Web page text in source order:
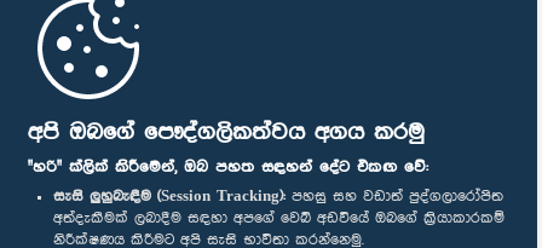
අපි ඔබගේ පෞද්ගලිකත්වය අගය කරමු
"හරි" ක්ලික් කිරීමෙන්, ඔබ පහත සඳහන් දේට එකඟ වේ:
සැසි ලුහුබැඳීම (Session Tracking): පහසු සහ වඩාත් පුද්ගලාරෝපිත
අත්දැකීමක් ලබාදීම සඳහා අපගේ වෙබ් අඩවියේ ඔබගේ ක්‍රියාකාරකම්
නිරීක්ෂණය කිරීමට අපි සැසි භාවිතා කරන්නෙමු.
මුල් පිටුව
පාර්ලිමේන්තු ජංගම යෙදුම